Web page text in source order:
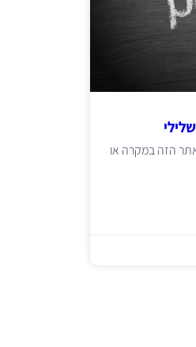
הזה במקרה או